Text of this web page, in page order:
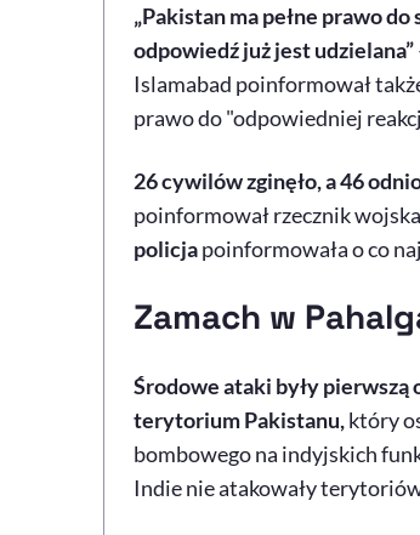
„Pakistan ma pełne prawo
odpowiedź już jest udzielana”
Islamabad poinformował
prawo do "odpowiedniej
26 cywilów zginęło, a 46
poinformował rzecznik
policjapoinformowała o co
Zamach w
Środowe ataki były pierwszą
terytorium Pakistanu,który
bombowego na indyjskich
Indie nie atakowały